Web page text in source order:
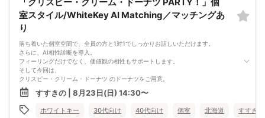
室スタイル/WhiteKey AI Matching／マッチングあ
り
落ち着いた個室空間で、全員の方と1対1でしっかりお話しいただけます。
さらに、AI相性診断を導入。
フィーリングだけでなく、価値観の相性もサポートします。
そして今回は、
クリスピー・クリーム・ドーナツ のドーナツをご用意。
甘いスイーツが緊張をほぐし、自然な笑顔を引き出してくれます♪
「そろそろ真剣に出会いたい」
「でも堅すぎる雰囲気は少し苦手…」
そんな方にぴったりの、“ご褒美時間”のようなイベントとなっております。
すすきの | 8月23日(日) 14:30〜
ホワイトキー 30代向け 40代向け 個室 北海道 すすきの